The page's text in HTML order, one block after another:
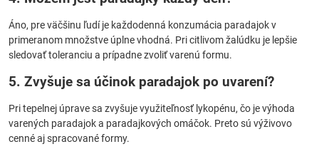
Áno, pre väčšinu ľudí je každodenná konzumácia paradajok v
primeranom množstve úplne vhodná. Pri citlivom žalúdku je lepšie
sledovať toleranciu a prípadne zvoliť varenú formu.
5. Zvyšuje sa účinok paradajok po uvarení?
Pri tepelnej úprave sa zvyšuje využiteľnosť lykopénu, čo je výhoda
varených paradajok a paradajkových omáčok. Preto sú výživovo
cenné aj spracované formy.